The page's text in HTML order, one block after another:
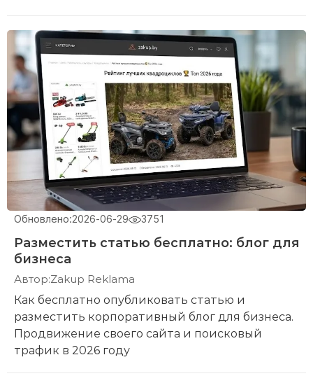
Обновлено:2026-06-29 3751
Разместить статью бесплатно: блог для
бизнеса
Автор:Zakup Reklama
Как бесплатно опубликовать статью и
разместить корпоративный блог для бизнеса.
Продвижение своего сайта и поисковый
трафик в 2026 году